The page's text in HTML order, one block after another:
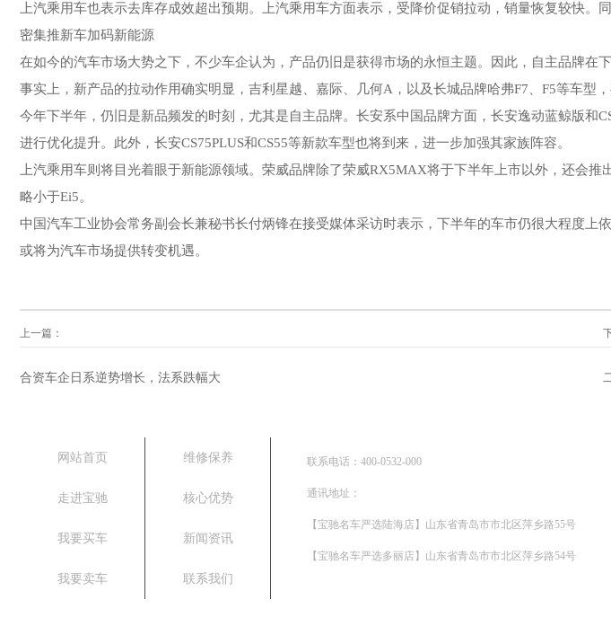
上汽乘用车也表示去库存成效超出预期。上汽乘用车方面表示，受降价促销拉动，销量恢复较快。
密集推新车加码新能源
在如今的汽车市场大势之下，不少车企认为，产品仍旧是获得市场的永恒主题。因此，自主品牌在
事实上，新产品的拉动作用确实明显，吉利星越、嘉际、几何A，以及长城品牌哈弗F7、F5等车型
今年下半年，仍旧是新品频发的时刻，尤其是自主品牌。长安系中国品牌方面，长安逸动蓝鲸版和
进行优化提升。此外，长安CS75PLUS和CS55等新款车型也将到来，进一步加强其家族阵容。
上汽乘用车则将目光着眼于新能源领域。荣威品牌除了荣威RX5MAX将于下半年上市以外，还会
略小于Ei5。
中国汽车工业协会常务副会长兼秘书长付炳锋在接受媒体采访时表示，下半年的车市仍很大程度
或将为汽车市场提供转变机遇。
上一篇：
合资车企日系逆势增长，法系跌幅大
网站首页
走进宝驰
我要买车
我要卖车
维修保养
核心优势
新闻资讯
联系我们
联系电话：400-0532-000
通讯地址：
【宝驰名车严选陆海店】山东省青岛市市北区萍乡路55号
【宝驰名车严选多丽店】山东省青岛市市北区萍乡路54号